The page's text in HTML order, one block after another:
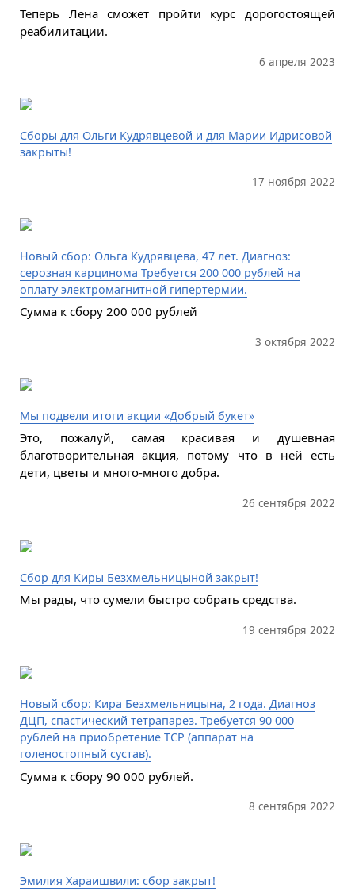
Теперь Лена сможет пройти курс дорогостоящей
реабилитации.
6 апреля 2023
Сборы для Ольги Кудрявцевой и для Марии Идрисовой
закрыты!
17 ноября 2022
Новый сбор: Ольга Кудрявцева, 47 лет. Диагноз:
серозная карцинома Требуется 200 000 рублей на
оплату электромагнитной гипертермии.
Сумма к сбору 200 000 рублей
3 октября 2022
Мы подвели итоги акции «Добрый букет»
Это, пожалуй, самая красивая и душевная
благотворительная акция, потому что в ней есть
дети, цветы и много-много добра.
26 сентября 2022
Сбор для Киры Безхмельницыной закрыт!
Мы рады, что сумели быстро собрать средства.
19 сентября 2022
Новый сбор: Кира Безхмельницына, 2 года. Диагноз
ДЦП, спастический тетрапарез. Требуется 90 000
рублей на приобретение ТСР (аппарат на
голеностопный сустав).
Сумма к сбору 90 000 рублей.
8 сентября 2022
Эмилия Хараишвили: сбор закрыт!